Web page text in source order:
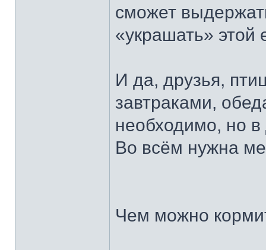
сможет
«украшать» этой
И да, друзья,
завтраками,
необходимо, но
Во всём нужна
Чем можно